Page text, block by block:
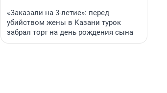
«Заказали на 3-летие»: перед
убийством жены в Казани турок
забрал торт на день рождения сына